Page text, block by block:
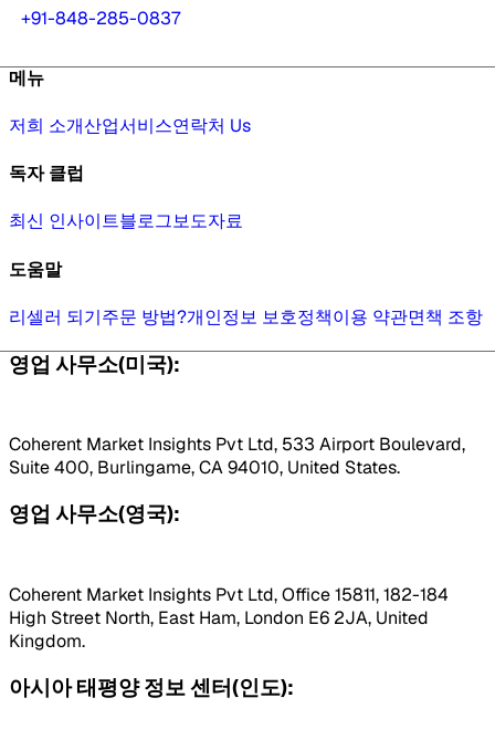
+91-848-285-0837
메뉴
저희 소개산업서비스연락처 Us
독자 클럽
최신 인사이트블로그보도자료
도움말
리셀러 되기주문 방법?개인정보 보호정책이용 약관면책 조항
영업 사무소(미국):
Coherent Market Insights Pvt Ltd, 533 Airport Boulevard,
Suite 400, Burlingame, CA 94010, United States.
영업 사무소(영국):
Coherent Market Insights Pvt Ltd, Office 15811, 182-184
High Street North, East Ham, London E6 2JA, United
Kingdom.
아시아 태평양 정보 센터(인도):